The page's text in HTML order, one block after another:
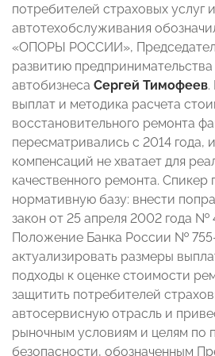
потребителей страховых услуг
автотехобслуживания
«ОПОРЫ РОССИИ»,
развитию
автобизнеса Сергей Тимофеев.
выплат и методика расчета
восстановительного ремонта
пересматривались с 2014 года,
компенсаций не хватает для
качественного ремонта.
нормативную базу: внести
закон от 25 апреля 2002 года
Положение Банка России №
актуализировать размеры
подходы к оценке стоимости
защитить потребителей
автосервисную отрасль и
рыночным условиям и целям по
безопасности, обозначенным